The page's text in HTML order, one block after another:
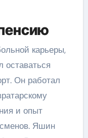
карьеры,
Он работал
и опыт
Яшин